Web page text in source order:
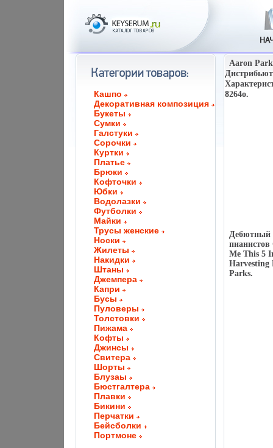
Кашпо
Декоративная композиция
Букеты
Сумки
Галстуки
Сорочки
Куртки
Платье
Брюки
Кофточки
Юбки
Водолазки
Футболки
Майки
Трусы женские
Носки
Жилеты
Накидки
Штаны
Джемпера
Капри
Бусы
Пуловеры
Толстовки
Пижама
Кофты
Джинсы
Свитера
Шорты
Блузаы
Бюстгалтера
Плавки
Бикини
Перчатки
Бейсболки
Портмоне
Aaron
8264o.
Дебютный
пианистов
Me This 5
Harvesting
Parks.